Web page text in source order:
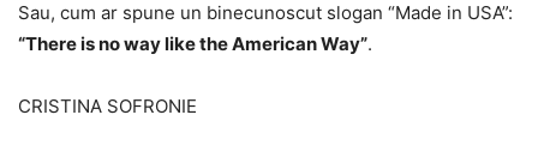
Sau, cum ar spune un binecunoscut slogan “Made in USA”:
“There is no way like the American Way”.
CRISTINA SOFRONIE